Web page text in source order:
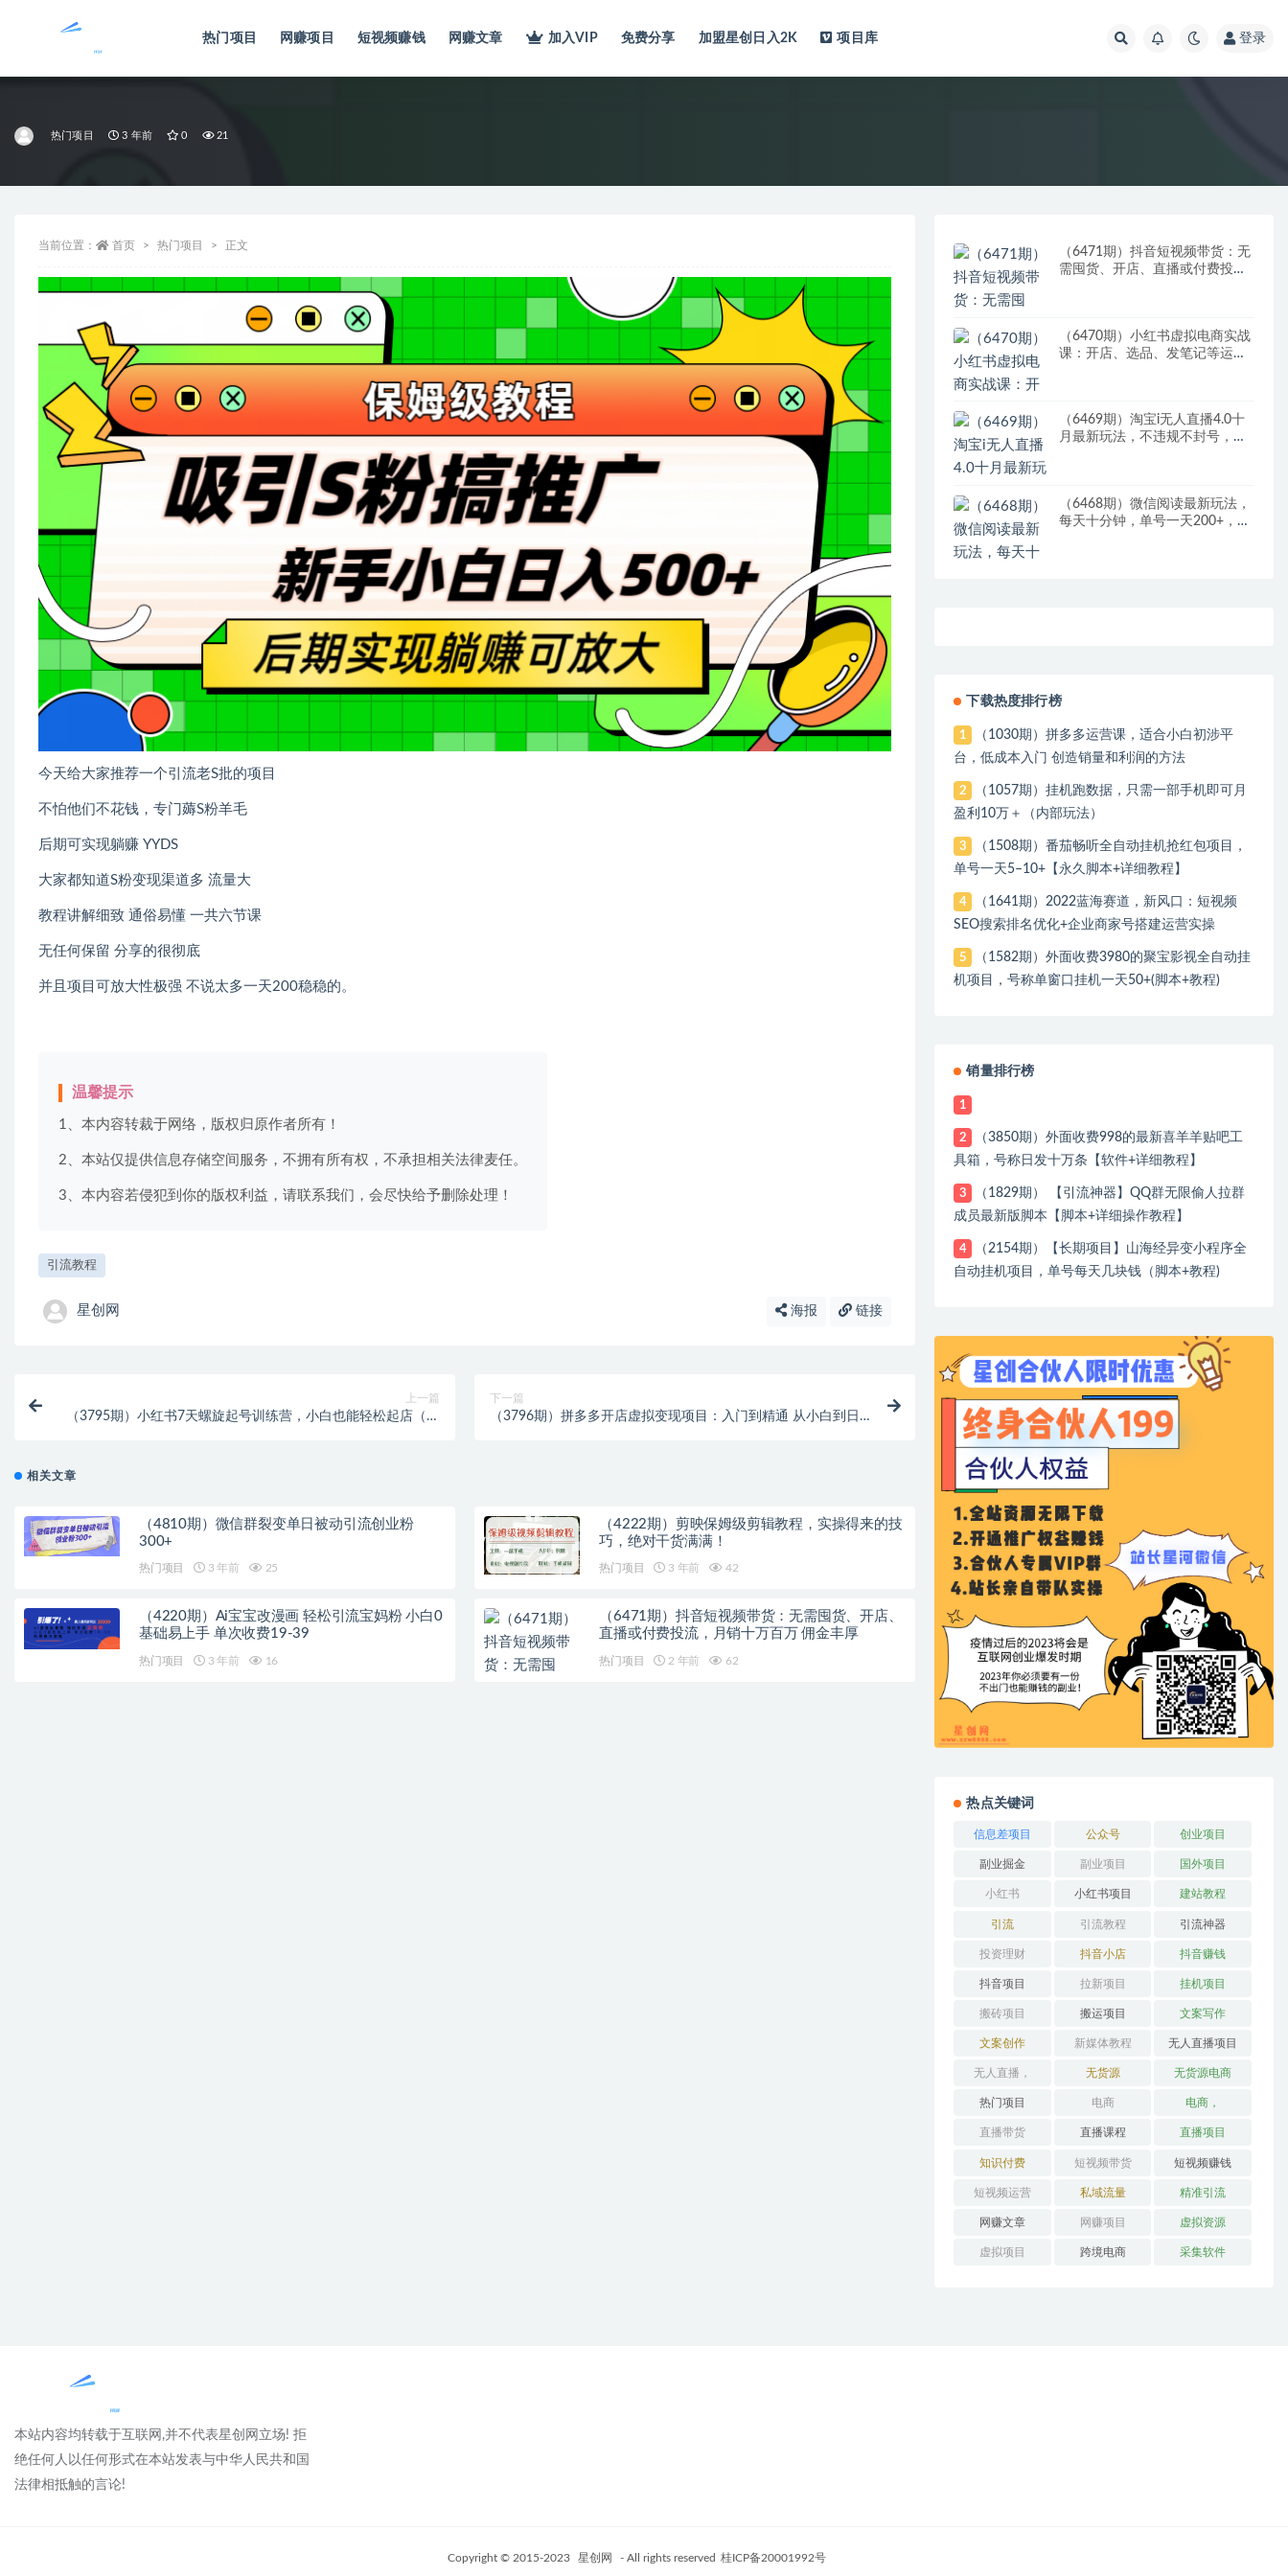
热门项目 网赚项目 短视频赚钱 网赚文章 加入VIP 免费分享 加盟星创日入2K 项目库 登录
热门项目 3 年前 0 21
当前位置： 首页 热门项目 正文
今天给大家推荐一个引流老S批的项目
不怕他们不花钱，专门薅S粉羊毛
后期可实现躺赚 YYDS
大家都知道S粉变现渠道多 流量大
教程讲解细致 通俗易懂 一共六节课
无任何保留 分享的很彻底
并且项目可放大性极强 不说太多一天200稳稳的。
温馨提示
1、本内容转裁于网络，版权归原作者所有！
2、本站仅提供信息存储空间服务，不拥有所有权，不承担相关法律麦任。
3、本内容若侵犯到你的版权利益，请联系我们，会尽快给予删除处理！
引流教程
星创网 海报 链接
上一篇
（3795期）小红书7天螺旋起号训练营，小白也能轻松起店（干
下一篇
（3796期）拼多多开店虚拟变现项目：入门到精通 从小白到日
相关文章
（4810期）微信群裂变单日被动引流创业粉
300+
热门项目 3 年前 25
（4222期）剪映保姆级剪辑教程，实操得来的技
巧，绝对干货满满！
热门项目 3 年前 42
（4220期）Ai宝宝改漫画 轻松引流宝妈粉 小白0
基础易上手 单次收费19-39
热门项目 3 年前 16
（6471期）抖音短视频带货：无需囤货、开店、
直播或付费投流，月销十万百万 佣金丰厚
热门项目 2 年前 62
（6471期）抖音短视频带货：无
需囤货、开店、直播或付费投
（6470期）小红书虚拟电商实战
课：开店、选品、发笔记等运营
（6469期）淘宝i无人直播4.0十
月最新玩法，不违规不封号，完
（6468期）微信阅读最新玩法，
每天十分钟，单号一天200+，简
下载热度排行榜
1
（1030期）拼多多运营课，适合小白初涉平
台，低成本入门 创造销量和利润的方法
2
（1057期）挂机跑数据，只需一部手机即可月
盈利10万＋（内部玩法）
3
（1508期）番茄畅听全自动挂机抢红包项目，
单号一天5–10+【永久脚本+详细教程】
4
（1641期）2022蓝海赛道，新风口：短视频
SEO搜索排名优化+企业商家号搭建运营实操
5
（1582期）外面收费3980的聚宝影视全自动挂
机项目，号称单窗口挂机一天50+(脚本+教程)
销量排行榜
1
2
（3850期）外面收费998的最新喜羊羊贴吧工
具箱，号称日发十万条【软件+详细教程】
3
（1829期） 【引流神器】QQ群无限偷人拉群
成员最新版脚本【脚本+详细操作教程】
4
（2154期）【长期项目】山海经异变小程序全
自动挂机项目，单号每天几块钱（脚本+教程)
热点关键词
信息差项目 公众号 创业项目
副业掘金 副业项目 国外项目
小红书 小红书项目 建站教程
引流 引流教程 引流神器
投资理财 抖音小店 抖音赚钱
抖音项目 拉新项目 挂机项目
搬砖项目 搬运项目 文案写作
文案创作 新媒体教程 无人直播项目
无人直播， 无货源 无货源电商
热门项目 电商 电商，
直播带货 直播课程 直播项目
知识付费 短视频带货 短视频赚钱
短视频运营 私域流量 精准引流
网赚文章 网赚项目 虚拟资源
虚拟项目 跨境电商 采集软件
本站内容均转载于互联网,并不代表星创网立场! 拒
绝任何人以任何形式在本站发表与中华人民共和国
法律相抵触的言论!
Copyright © 2015-2023 星创网 - All rights reserved 桂ICP备20001992号